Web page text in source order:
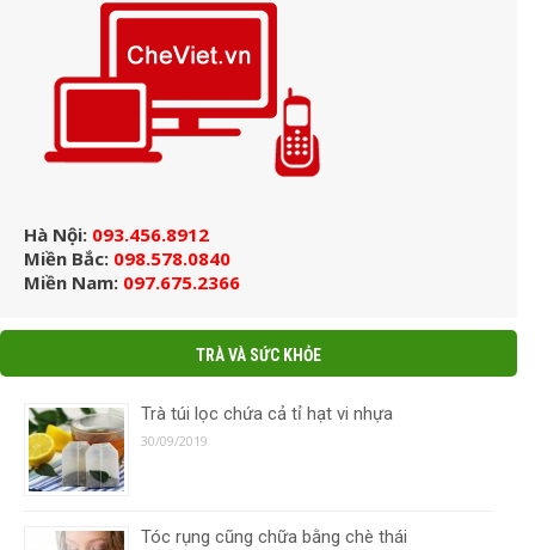
Hà Nội: 093.456.8912
Miền Bắc: 098.578.0840
Miền Nam: 097.675.2366
TRÀ VÀ SỨC KHỎE
Trà túi lọc chứa cả tỉ hạt vi nhựa
30/09/2019
Tóc rụng cũng chữa bằng chè thái